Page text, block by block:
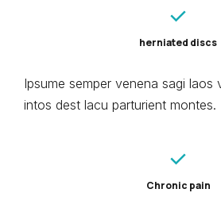
herniated discs
Ipsume semper venena sagi laos
intos dest lacu parturient montes.
Chronic pain